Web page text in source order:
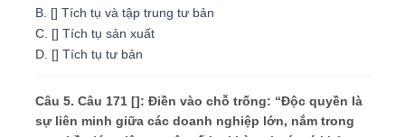
B. [] Tích tụ và tập trung tư bản
C. [] Tích tụ sản xuất
D. [] Tích tụ tư bản
Câu 5. Câu 171 []: Điền vào chỗ trống: “Độc quyền là
sự liên minh giữa các doanh nghiệp lớn, nắm trong